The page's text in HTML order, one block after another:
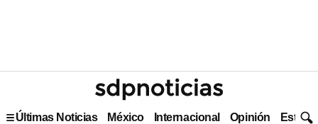
Últimas Noticias México Internacional Opinión Estilo